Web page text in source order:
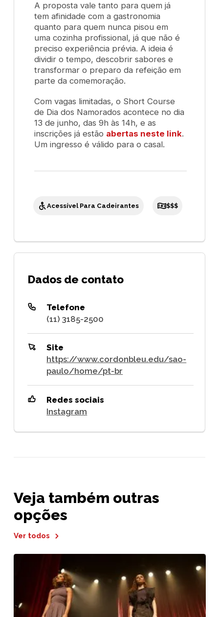
A proposta vale tanto para quem já
tem afinidade com a gastronomia
quanto para quem nunca pisou em
uma cozinha profissional, já que não é
preciso experiência prévia. A ideia é
dividir o tempo, descobrir sabores e
transformar o preparo da refeição em
parte da comemoração.
Com vagas limitadas, o Short Course
de Dia dos Namorados acontece no dia
13 de junho, das 9h às 14h, e as
inscrições já estão abertas neste link.
Um ingresso é válido para o casal.
Acessível Para Cadeirantes $$$
Dados de contato
Telefone
(11) 3185-2500
Site
https://www.cordonbleu.edu/sao-
paulo/home/pt-br
Redes sociais
Instagram
Veja também outras
opções
Ver todos